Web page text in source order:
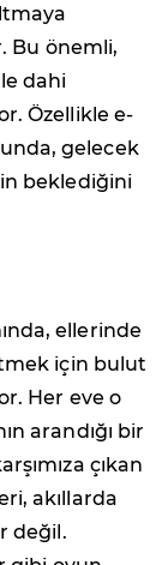
Bu önemli,
dahi
Özellikle e-
gelecek
beklediğini
ellerinde
için bulut
Her eve o
arandığı bir
çıkan
akıllarda
değil.